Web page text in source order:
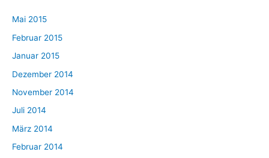
Mai 2015
Februar 2015
Januar 2015
Dezember 2014
November 2014
Juli 2014
März 2014
Februar 2014